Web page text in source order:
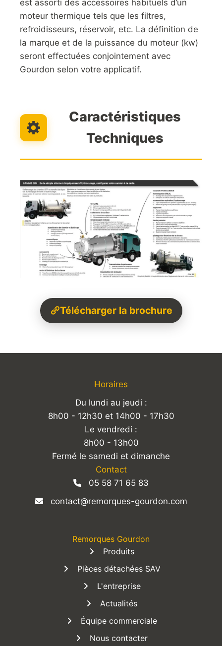
est assorti des accessoires habituels d’un
moteur thermique tels que les filtres,
refroidisseurs, réservoir, etc. La définition de
la marque et de la puissance du moteur (kw)
seront effectuées conjointement avec
Gourdon selon votre applicatif.
Caractéristiques
Techniques
Télécharger la brochure
Horaires
Du lundi au jeudi :
8h00 - 12h30 et 14h00 - 17h30
Le vendredi :
8h00 - 13h00
Fermé le samedi et dimanche
Contact
05 58 71 65 83
contact@remorques-gourdon.com
Remorques Gourdon
Produits
Pièces détachées SAV
L'entreprise
Actualités
Équipe commerciale
Nous contacter